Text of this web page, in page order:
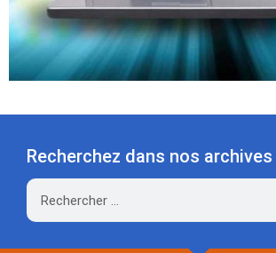
Recherchez dans nos archives
Rechercher